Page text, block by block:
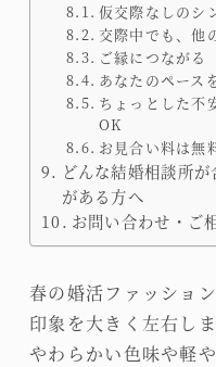
仮交際なしのシ
交際中でも、他
ご縁につながる
あなたのペース
ちょっとした不
OK
お見合い料は無
どんな結婚相談所
がある方へ
お問い合わせ・ご
春の婚活ファッショ
印象を大きく左右しま
やわらかい色味や軽